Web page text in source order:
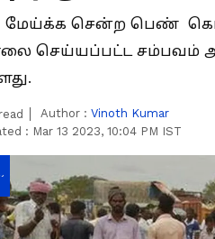
மேய்க்க சென்ற பெண்
செய்யப்பட்ட சம்பவம்
Author : Vinoth Kumar
: Mar 13 2023, 10:04 PM IST